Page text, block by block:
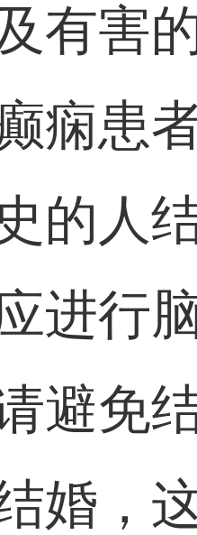
有害
痫患
的人
进行
避免
婚，